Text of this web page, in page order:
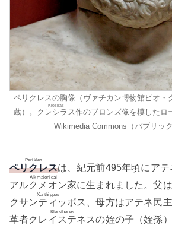
ペリクレスの胸像（ヴァチカン博物館ピオ・
蔵）。 クレシラス
Kresilas
作のブロンズ像を模したロ
Wikimedia Commons（パブリック
ペリクレス
Perikles
は、紀元前495年頃にアテ
アルクメオン家
Alkmaionidai
に生まれました。父
クサンティッポス
Xanthippos
、母方はアテネ民
革者クレイステネス
Kleisthenes
の姪の子（姪孫